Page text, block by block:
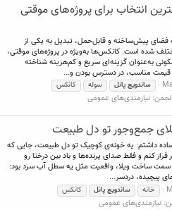
انتخاب برای پروژه‌های موقتی
فضای پیش‌ساخته و قابل‌حمل، تبدیل به یکی از
شده است. کانکس‌ها به‌ویژه در پروژه‌های موقتی،
به‌عنوان گزینه‌ای سریع و کم‌هزینه شناخته
مناسب، در دسترس بودن و...
ساندویچ پانل سوله
کانکس
انجمن: نیازمندی‌های عمومی
جمع‌وجور تو دل طبیعت
داشتم: یه خونه‌ی کوچیک تو دل طبیعت، جایی که
کنم و فقط صدای پرنده‌ها و باد بین درختا رو
ساخت ویلا، واقعیت مثل یه سطل آب سرد بود:
پیچیده، دردسر...
خانه ساندویچ پانل
کانکس
نیازمندی‌های عمومی